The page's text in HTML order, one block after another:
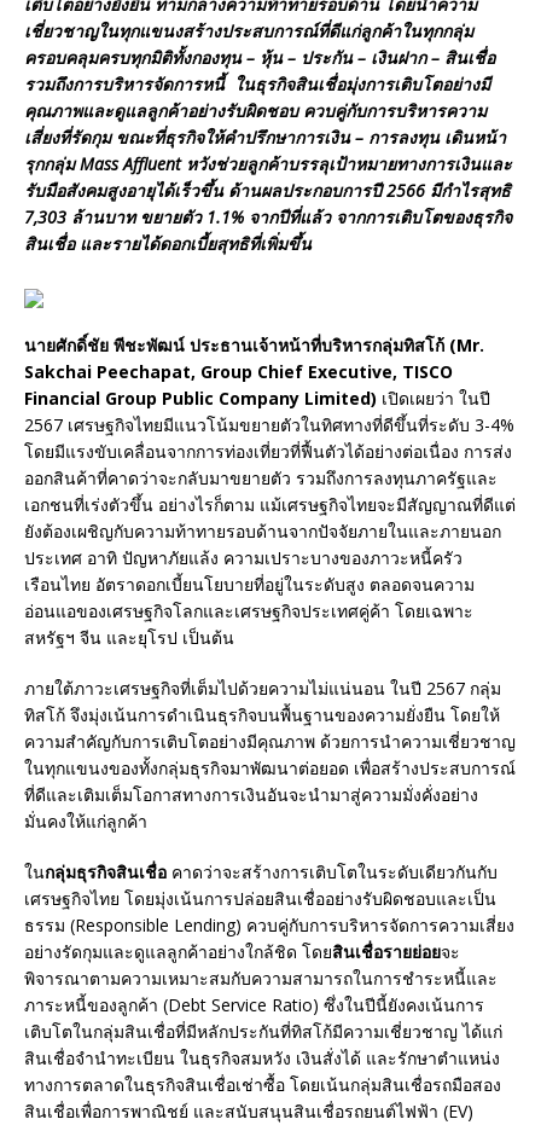
เชี่ยวชาญในทุกแขนงสร้างประสบการณ์ที่ดีแก่ลูกค้าในทุกกลุ่ม
ครอบคลุมครบทุกมิติทั้งกองทุน– หุ้น– ประกัน– เงินฝาก– สินเชื่อ
รวมถึงการบริหารจัดการหนี้ ในธุรกิจสินเชื่อมุ่งการเติบโตอย่างมี
คุณภาพและดูแลลูกค้าอย่างรับผิดชอบ ควบคู่กับการบริหารความ
เสี่ยงที่รัดกุม ขณะที่ธุรกิจให้คำปรึกษาการเงิน– การลงทุน เดินหน้า
รุกกลุ่ม Mass Affluent หวังช่วยลูกค้าบรรลุเป้าหมายทางการเงินและ
รับมือสังคมสูงอายุได้เร็วขึ้น ด้านผลประกอบการปี 2566 มีกำไรสุทธิ
7,303 ล้านบาท ขยายตัว 1.1% จากปีที่แล้ว จากการเติบโตของธุรกิจ
สินเชื่อ และรายได้ดอกเบี้ยสุทธิที่เพิ่มขึ้น
นายศักดิ์ชัย พีชะพัฒน์ ประธานเจ้าหน้าที่บริหารกลุ่มทิสโก้ (Mr.
Sakchai Peechapat, Group Chief Executive, TISCO
Financial Group Public Company Limited) เปิดเผยว่า ในปี
2567 เศรษฐกิจไทยมีแนวโน้มขยายตัวในทิศทางที่ดีขึ้นที่ระดับ 3-4%
โดยมีแรงขับเคลื่อนจากการท่องเที่ยวที่ฟื้นตัวได้อย่างต่อเนื่อง การส่ง
ออกสินค้าที่คาดว่าจะกลับมาขยายตัว รวมถึงการลงทุนภาครัฐและ
เอกชนที่เร่งตัวขึ้น อย่างไรก็ตาม แม้เศรษฐกิจไทยจะมีสัญญาณที่ดีแต่
ยังต้องเผชิญกับความท้าทายรอบด้านจากปัจจัยภายในและภายนอก
ประเทศ อาทิ ปัญหาภัยแล้ง ความเปราะบางของภาวะหนี้ครัว
เรือนไทย อัตราดอกเบี้ยนโยบายที่อยู่ในระดับสูง ตลอดจนความ
อ่อนแอของเศรษฐกิจโลกและเศรษฐกิจประเทศคู่ค้า โดยเฉพาะ
สหรัฐฯ จีน และยุโรป เป็นต้น
ภายใต้ภาวะเศรษฐกิจที่เต็มไปด้วยความไม่แน่นอน ในปี 2567 กลุ่ม
ทิสโก้ จึงมุ่งเน้นการดำเนินธุรกิจบนพื้นฐานของความยั่งยืน โดยให้
ความสำคัญกับการเติบโตอย่างมีคุณภาพ ด้วยการนำความเชี่ยวชาญ
ในทุกแขนงของทั้งกลุ่มธุรกิจมาพัฒนาต่อยอด เพื่อสร้างประสบการณ์
ที่ดีและเติมเต็มโอกาสทางการเงินอันจะนำมาสู่ความมั่งคั่งอย่าง
มั่นคงให้แก่ลูกค้า
ในกลุ่มธุรกิจสินเชื่อ คาดว่าจะสร้างการเติบโตในระดับเดียวกันกับ
เศรษฐกิจไทย โดยมุ่งเน้นการปล่อยสินเชื่ออย่างรับผิดชอบและเป็น
ธรรม (Responsible Lending) ควบคู่กับการบริหารจัดการความเสี่ยง
อย่างรัดกุมและดูแลลูกค้าอย่างใกล้ชิด โดยสินเชื่อรายย่อยจะ
พิจารณาตามความเหมาะสมกับความสามารถในการชำระหนี้และ
ภาระหนี้ของลูกค้า (Debt Service Ratio) ซึ่งในปีนี้ยังคงเน้นการ
เติบโตในกลุ่มสินเชื่อที่มีหลักประกันที่ทิสโก้มีความเชี่ยวชาญ ได้แก่
สินเชื่อจำนำทะเบียน ในธุรกิจสมหวัง เงินสั่งได้ และรักษาตำแหน่ง
ทางการตลาดในธุรกิจสินเชื่อเช่าซื้อ โดยเน้นกลุ่มสินเชื่อรถมือสอง
สินเชื่อเพื่อการพาณิชย์ และสนับสนุนสินเชื่อรถยนต์ไฟฟ้า (EV)